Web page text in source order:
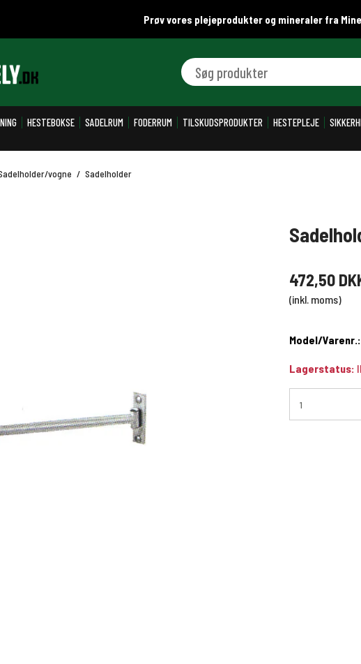
Prøv vores plejeprodukter og mineraler fra
Søg produkter
HESTEBOKSE SADELRUM FODERRUM TILSKUDSPRODUKTER HESTEPLEJE
vogne / Sadelholder
472,50
(inkl. moms)
Model/Varenr.:
Lagerstatus: